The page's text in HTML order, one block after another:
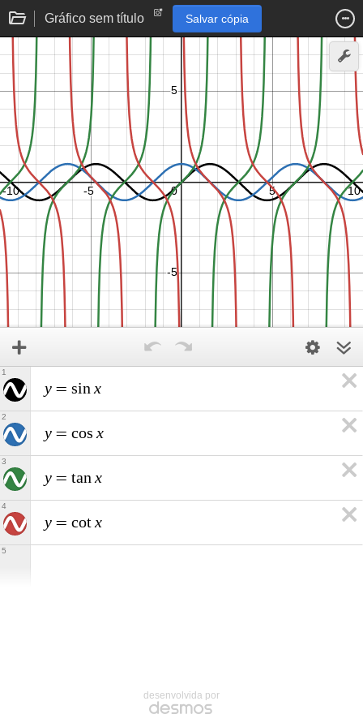
Gráfico sem título Salvar cópia
y = sin x
1
y = cos x
2
y = tan x
3
y = cot x
4
5
desenvolvida por